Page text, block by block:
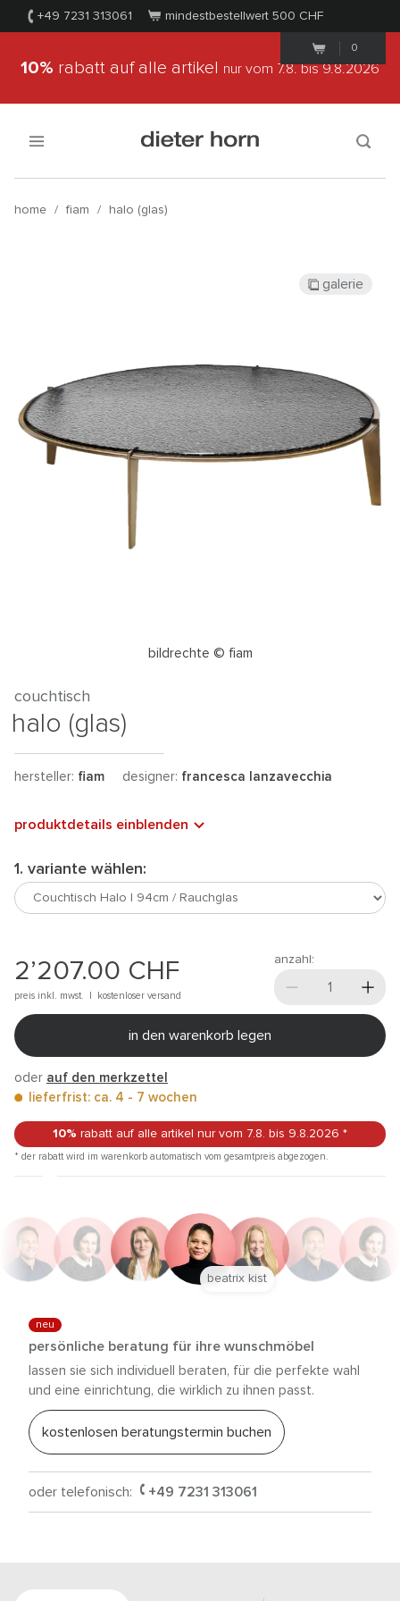
+49 7231 313061 mindestbestellwert 500 CHF
0
10% rabatt auf alle artikel nur vom 7.8.bis 9.8.2026
home / fiam / halo (glas)
bildrechte © fiam
galerie
couchtisch
halo (glas)
hersteller: fiam designer: francesca lanzavecchia
produktdetails einblenden
1. variante wählen:
2’207.00 CHF
preis inkl. mwst. | kostenloser versand
anzahl:
in den warenkorb legen
oder auf den merkzettel
lieferfrist: ca. 4 - 7 wochen
10% rabatt auf alle artikel nur vom 7.8. bis 9.8.2026 *
* der rabatt wird im warenkorb automatisch vom gesamtpreis abgezogen.
neu
persönliche beratung für ihre wunschmöbel
lassen sie sich individuell beraten, für die perfekte wahl
und eine einrichtung, die wirklich zu ihnen passt.
kostenlosen beratungstermin buchen
oder telefonisch: +49 7231 313061
beatrix kist